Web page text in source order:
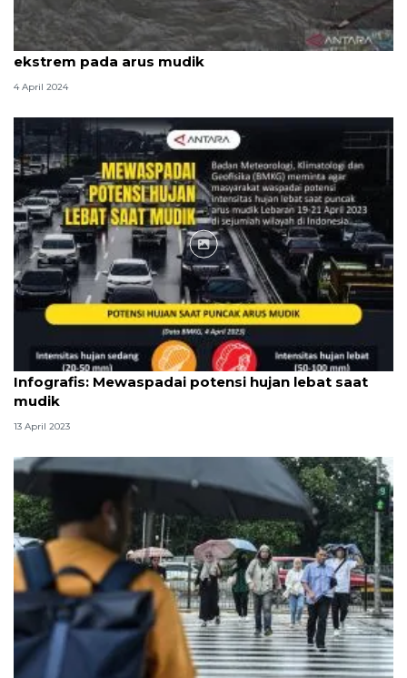
BMKG: Bibit siklon 96S kuatkan potensi cuaca
ekstrem pada arus mudik
4 April 2024
Infografik
Infografis: Mewaspadai potensi hujan lebat saat
mudik
13 April 2023